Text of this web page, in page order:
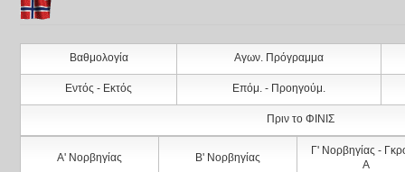
Βαθμολογία Αγων. Πρόγραμμα
Εντός - Εκτός Επόμ. - Προηγούμ.
Πριν το ΦΙΝΙΣ
Α' Νορβηγίας Β' Νορβηγίας
Γ' Νορβηγίας -
Α